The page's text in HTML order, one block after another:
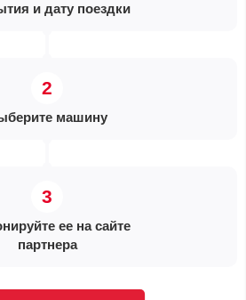
и дату поездки
машину
ее на сайте
партнера